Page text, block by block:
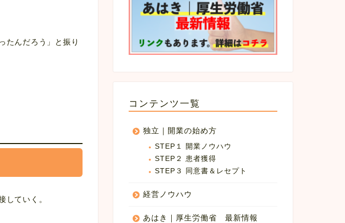
たんだろう」と振り
していく。
コンテンツ一覧
独立｜開業の始め方
STEP１ 開業ノウハウ
STEP２ 患者獲得
STEP３ 同意書＆レセプト
経営ノウハウ
あはき｜厚生労働省 最新情報